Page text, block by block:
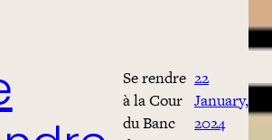
Se rendre
à la Cour
du Banc
22
January,
2024